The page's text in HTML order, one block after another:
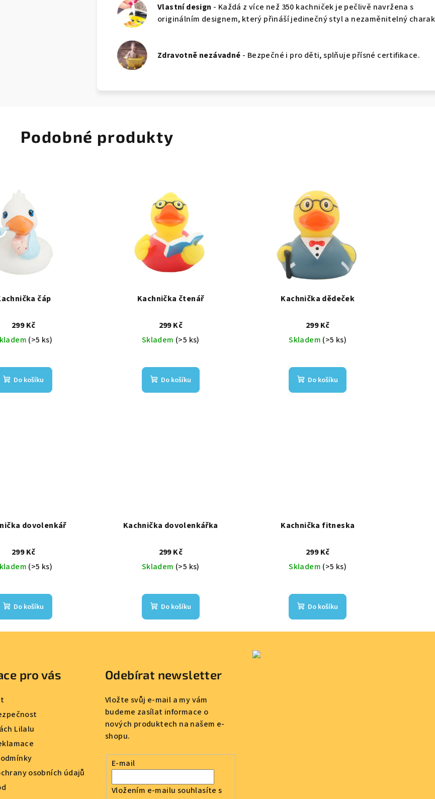
Vlastní design - Každá z více než 350 kachniček je pečlivě navržena s
originálním designem, který přináší jedinečný styl a nezaměnitelný
Zdravotně nezávadné - Bezpečné i pro děti, splňuje přísné certifikace.
Podobné produkty
čáp
299 Kč
(>5 ks)
Do košíku
Kachnička čtenář
299 Kč
Skladem (>5 ks)
Do košíku
Kachnička dědeček
299 Kč
Skladem (>5 ks)
Do košíku
dovolenkář
299 Kč
(>5 ks)
Do košíku
Kachnička dovolenkářka
299 Kč
Skladem (>5 ks)
Do košíku
Kachnička fitneska
299 Kč
Skladem (>5 ks)
Do košíku
pro vás
Lilalu
osobních údajů
Odebírat newsletter
Vložte svůj e-mail a my vám
budeme zasílat informace o
nových produktech na našem e-
shopu.
E-mail
Vložením e-mailu souhlasíte s